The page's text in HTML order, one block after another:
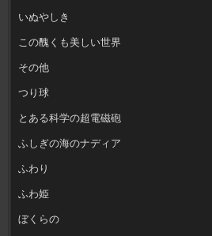
いぬやしき
この醜くも美しい世界
その他
つり球
とある科学の超電磁砲
ふしぎの海のナディア
ふわり
ふわ姫
ぼくらの